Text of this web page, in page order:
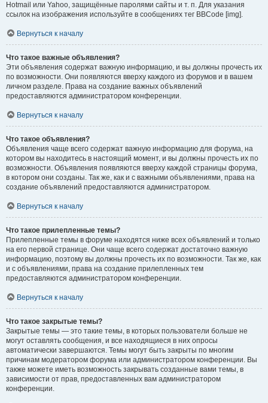
Hotmail или Yahoo, защищённые паролями сайты и т. п. Для указания
ссылок на изображения используйте в сообщениях тег BBCode [img].
Вернуться к началу
Что такое важные объявления?
Эти объявления содержат важную информацию, и вы должны прочесть их
по возможности. Они появляются вверху каждого из форумов и в вашем
личном разделе. Права на создание важных объявлений
предоставляются администратором конференции.
Вернуться к началу
Что такое объявления?
Объявления чаще всего содержат важную информацию для форума, на
котором вы находитесь в настоящий момент, и вы должны прочесть их по
возможности. Объявления появляются вверху каждой страницы форума,
в котором они созданы. Так же, как и с важными объявлениями, права на
создание объявлений предоставляются администратором.
Вернуться к началу
Что такое прилепленные темы?
Прилепленные темы в форуме находятся ниже всех объявлений и только
на его первой странице. Они чаще всего содержат достаточно важную
информацию, поэтому вы должны прочесть их по возможности. Так же, как
и с объявлениями, права на создание прилепленных тем
предоставляются администратором конференции.
Вернуться к началу
Что такое закрытые темы?
Закрытые темы — это такие темы, в которых пользователи больше не
могут оставлять сообщения, и все находящиеся в них опросы
автоматически завершаются. Темы могут быть закрыты по многим
причинам модератором форума или администратором конференции. Вы
также можете иметь возможность закрывать созданные вами темы, в
зависимости от прав, предоставленных вам администратором
конференции.